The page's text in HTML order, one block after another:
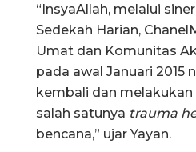
“InsyaAllah, melalui
Sedekah Harian,
Umat dan Komunitas
pada awal Januari 2015
kembali dan
salah satunya trauma
bencana,” ujar Yayan.